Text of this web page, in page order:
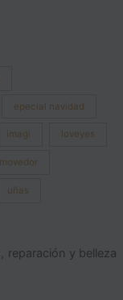
epecial navidad
imagi loveyes
uñas
reparación y belleza